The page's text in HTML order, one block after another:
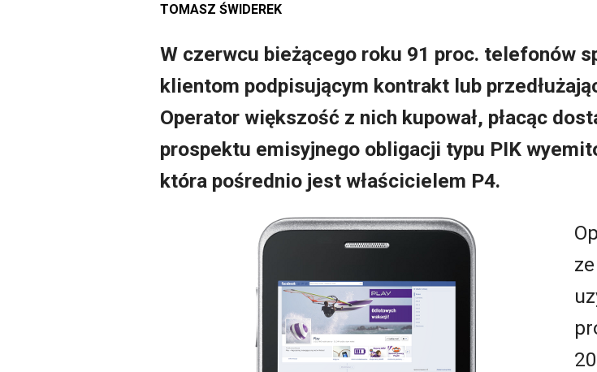
TOMASZ ŚWIDEREK
W czerwcu bieżącego roku 91 proc. telefonów
klientom podpisującym kontrakt lub
Operator większość z nich kupował, płacąc
prospektu emisyjnego obligacji typu PIK
która pośrednio jest właścicielem P4.